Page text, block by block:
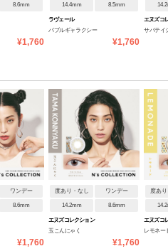
8.6mm
¥1,760
14.4mm 8.5mm
ラヴェール
バブルギャラクシー
¥1,760
エヌズコ
サバテイ
ワンデー
8.6mm
¥1,760
度あり・なし ワンデー
14.2mm 8.6mm
エヌズコレクション
玉こんにゃく
¥1,760
度あ
エヌズコ
レモネー